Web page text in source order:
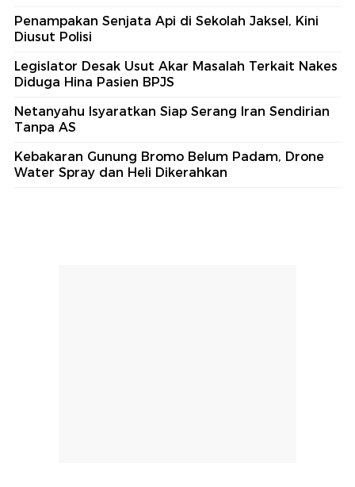
Penampakan Senjata Api di Sekolah Jaksel, Kini
Diusut Polisi
Legislator Desak Usut Akar Masalah Terkait Nakes
Diduga Hina Pasien BPJS
Netanyahu Isyaratkan Siap Serang Iran Sendirian
Tanpa AS
Kebakaran Gunung Bromo Belum Padam, Drone
Water Spray dan Heli Dikerahkan